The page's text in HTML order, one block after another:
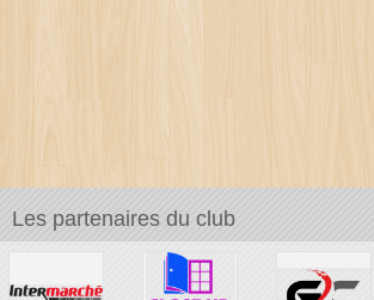
Les partenaires du club